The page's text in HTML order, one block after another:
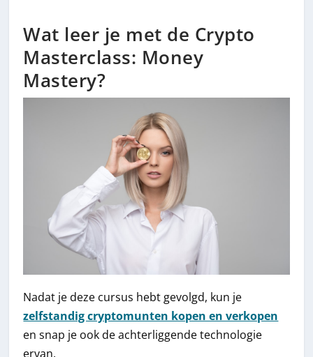
Wat leer je met de Crypto
Masterclass: Money
Mastery?
Nadat je deze cursus hebt gevolgd, kun je
zelfstandig cryptomunten kopen en verkopen
en snap je ook de achterliggende technologie
ervan.